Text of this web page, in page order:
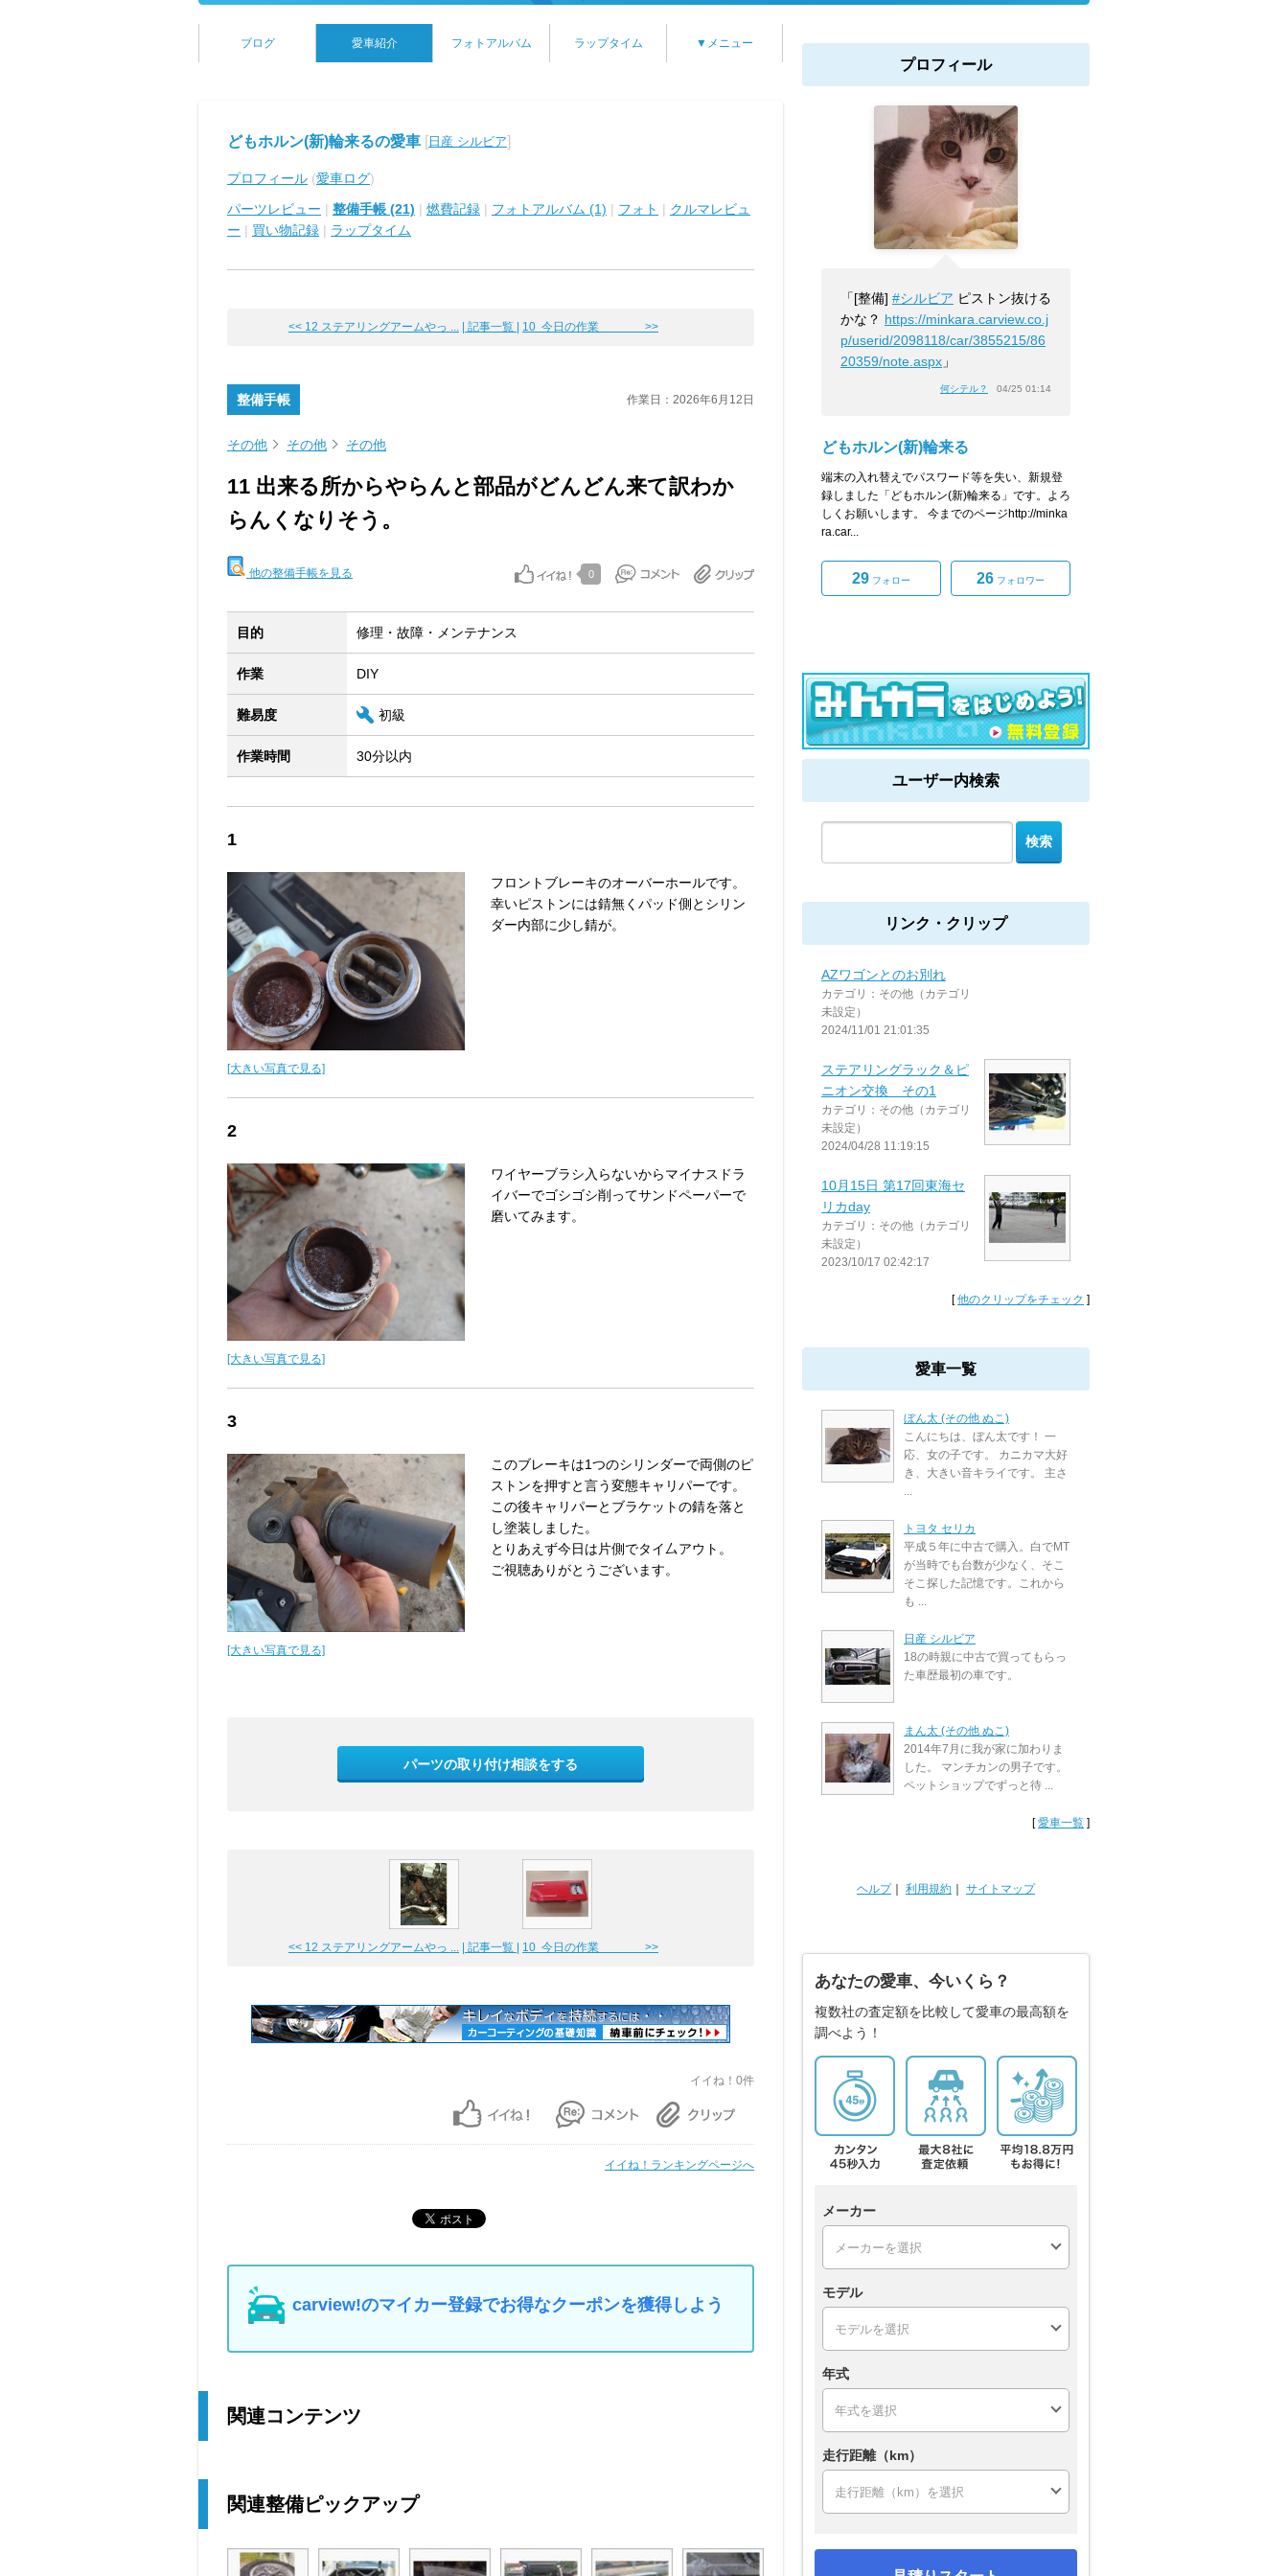
ブログ 愛車紹介 フォトアルバム ラップタイム ▼メニュー
どもホルン(新)輪来るの愛車 [ 日産 シルビア]
プロフィール (愛車ログ)
パーツレビュー | 整備手帳 (21) | 燃費記録 | フォトアルバム (1) | フォト | クルマレビュ
ー | 買い物記録 | ラップタイム
<< 12 ステアリングアームやっ ... | 記事一覧 | 10 今日の作業 >>
整備手帳 作業日：2026年6月12日
その他 その他 その他
11 出来る所からやらんと部品がどんどん来て訳わか
らんくなりそう。
他の整備手帳を見る 0
目的 修理・故障・メンテナンス
作業 DIY
難易度 初級
作業時間 30分以内
1
[大きい写真で見る]
フロントブレーキのオーバーホールです。
幸いピストンには錆無くパッド側とシリン
ダー内部に少し錆が。
2
[大きい写真で見る]
ワイヤーブラシ入らないからマイナスドラ
イバーでゴシゴシ削ってサンドペーパーで
磨いてみます。
3
[大きい写真で見る]
このブレーキは1つのシリンダーで両側のピ
ストンを押すと言う変態キャリパーです。
この後キャリパーとブラケットの錆を落と
し塗装しました。
とりあえず今日は片側でタイ厶アウト。
ご視聴ありがとうございます。
パーツの取り付け相談をする
<< 12 ステアリングアームやっ ... | 記事一覧 | 10 今日の作業 >>
イイね！0件
イイね！ランキングページへ
carview!のマイカー登録でお得なクーポンを獲得しよう
関連コンテンツ
関連整備ピックアップ
プロフィール
「[整備] #シルビア ピストン抜ける
かな？ https://minkara.carview.co.j
p/userid/2098118/car/3855215/86
20359/note.aspx 」
何シテル？ 04/25 01:14
どもホルン(新)輪来る
端末の入れ替えでパスワード等を失い、新規登
録しました「どもホルン(新)輪来る」です。よろ
しくお願いします。 今までのページhttp://minka
ra.car...
29 フォロー 26 フォロワー
ユーザー内検索
リンク・クリップ
AZワゴンとのお別れ
カテゴリ：その他（カテゴリ
未設定）
2024/11/01 21:01:35
ステアリングラック＆ピ
ニオン交換 その1
カテゴリ：その他（カテゴリ
未設定）
2024/04/28 11:19:15
10月15日 第17回東海セ
リカday
カテゴリ：その他（カテゴリ
未設定）
2023/10/17 02:42:17
[他のクリップをチェック ]
愛車一覧
ぼん太 (その他 ぬこ)
こんにちは、ぼん太です！ 一
応、女の子です。 カニカマ大好
き、大きい音キライです。 主さ
...
トヨタ セリカ
平成５年に中古で購入。白でMT
が当時でも台数が少なく、そこ
そこ探した記憶です。これから
も ...
日産 シルビア
18の時親に中古で買ってもらっ
た車歴最初の車です。
まん太 (その他 ぬこ)
2014年7月に我が家に加わりま
した。 マンチカンの男子です。
ペットショップでずっと待 ...
[愛車一覧 ]
ヘルプ｜ 利用規約 サイトマップ
あなたの愛車、今いくら？
複数社の査定額を比較して愛車の最高額を
調べよう！
メーカー
モデル
年式
走行距離（km）